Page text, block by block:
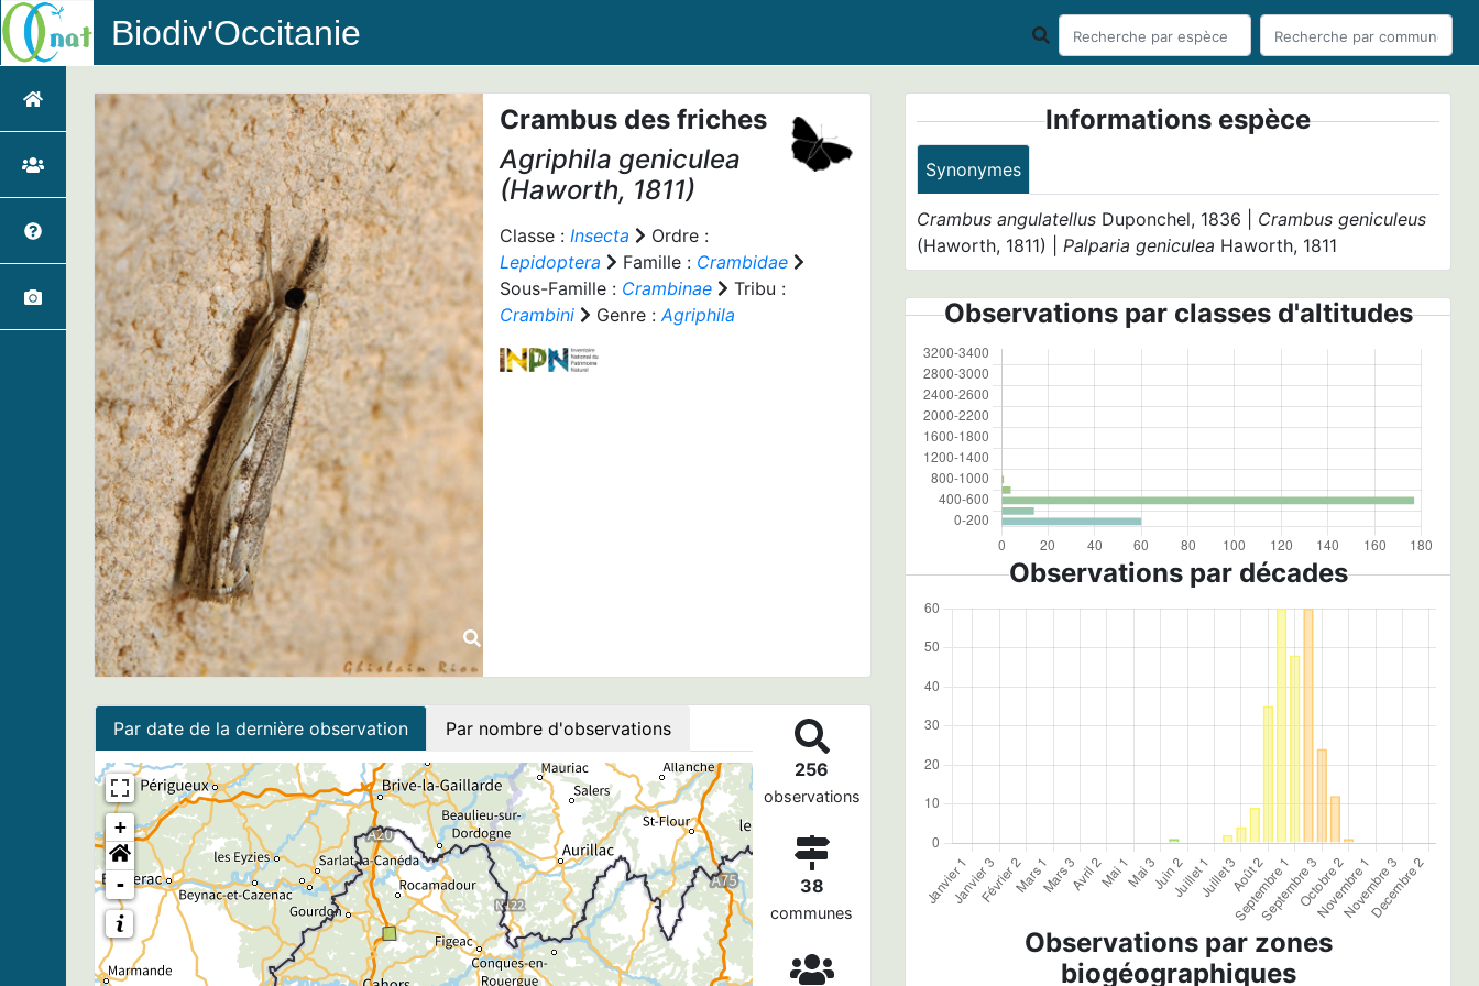
Biodiv'Occitanie
Crambus des friches
Agriphila geniculea
(Haworth, 1811)
Classe : Insecta
Ordre :
Lepidoptera
Famille : Crambidae
Sous-Famille : Crambinae
Tribu :
Crambini
Genre :Agriphila
Par date de la dernière observation Par nombre d'observations
+
-
256
observations
38
communes
Informations espèce
Synonymes
Crambus angulatellus Duponchel, 1836 | Crambus geniculeus
(Haworth, 1811) |Palparia geniculea Haworth, 1811
Observations par classes d'altitudes
Observations par décades
Observations par zones
biogéographiques